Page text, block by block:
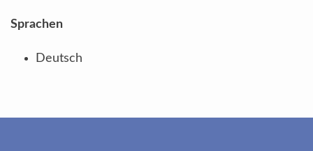
Sprachen
Deutsch